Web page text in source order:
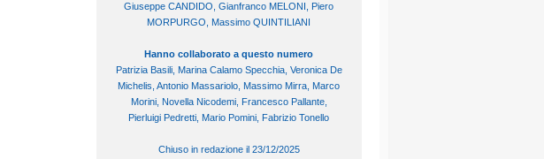
Giuseppe CANDIDO, Gianfranco MELONI, Piero
MORPURGO, Massimo QUINTILIANI
Hanno collaborato a questo numero
Patrizia Basili, Marina Calamo Specchia, Veronica De
Michelis, Antonio Massariolo, Massimo Mirra, Marco
Morini, Novella Nicodemi, Francesco Pallante,
Pierluigi Pedretti, Mario Pomini, Fabrizio Tonello
Chiuso in redazione il 23/12/2025